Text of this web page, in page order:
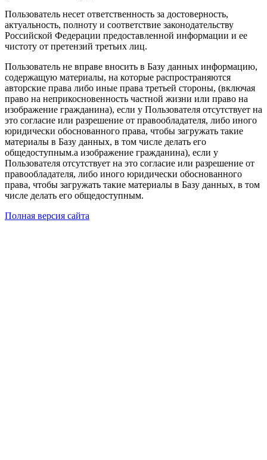
Пользователь несет ответственность за достоверность,
актуальность, полноту и соответствие законодательству
Российской Федерации предоставленной информации и ее
чистоту от претензий третьих лиц.
Пользователь не вправе вносить в Базу данных информацию,
содержащую материалы, на которые распространяются
авторские права либо иные права третьей стороны, (включая
право на неприкосновенность частной жизни или право на
изображение гражданина), если у Пользователя отсутствует на
это согласие или разрешение от правообладателя, либо иного
юридически обоснованного права, чтобы загружать такие
материалы в Базу данных, в том числе делать его
общедоступным.а изображение гражданина), если у
Пользователя отсутствует на это согласие или разрешение от
правообладателя, либо иного юридически обоснованного
права, чтобы загружать такие материалы в Базу данных, в том
числе делать его общедоступным.
Полная версия сайта